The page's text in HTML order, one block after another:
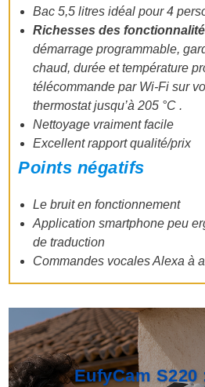
Bac 5,5 litres idéal pour 4
Richesses des
démarrage programmable,
chaud, durée et température
télécommande par Wi-Fi sur
thermostat jusqu’à 205 °C .
Nettoyage vraiment facile
Excellent rapport qualité/prix
Points négatifs
Le bruit en fonctionnement
Application smartphone peu
de traduction
Commandes vocales Alexa à
EufyCam S220